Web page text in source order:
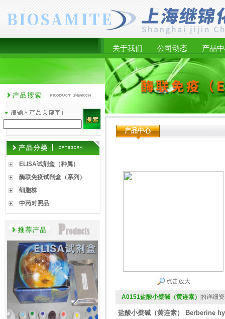
关于我们 公司动态 产品
ELISA试剂盒（种属）
酶联免疫试剂盒（系列）
细胞株
中药对照品
产品中心
点击放大
A0151盐酸小檗碱（黄连素） 的详细
盐酸小檗碱（黄连素） Berberine